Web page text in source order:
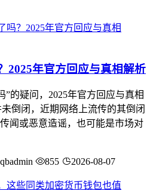
2025年官方回应与真相解析
”的疑问，2025年官方回应与真相
倒闭，近期网络上流传的其倒闭
闻或恶意造谣，也可能是市场对
qbadmin 855 2026-08-07